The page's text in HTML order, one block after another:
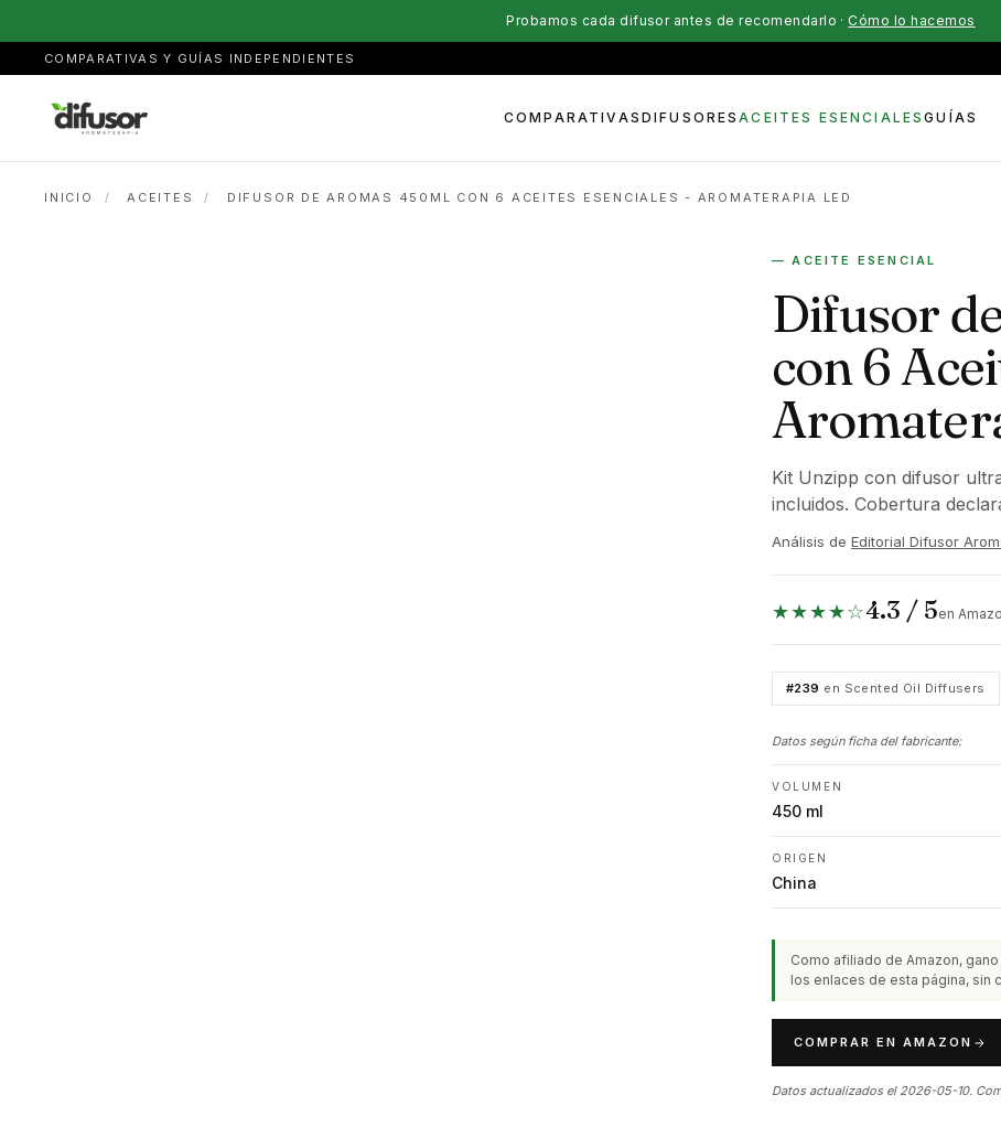
Probamos cada difusor antes de recomendarlo · Cómo lo hacemos
COMPARATIVAS Y GUÍAS INDEPENDIENTES
COMPARATIVAS DIFUSORESACEITES ESENCIALESGUÍAS
INICIO / ACEITES / DIFUSOR DE AROMAS 450ML CON 6 ACEITES ESENCIALES - AROMATERAPIA LED
— ACEITE ESENCIAL
Difusor
con 6
Kit Unzipp con difusor
incluidos. Cobertura
Análisis de Editorial Difusor
★★★★☆4.3 / 5en
#239 en Scented Oil Diffusers
Datos según ficha del fabricante:
VOLUMEN
450 ml
ORIGEN
China
Como afiliado de Amazon,
los enlaces de esta página, sin
COMPRAR EN AMAZON
Datos actualizados el 2026-05-10.